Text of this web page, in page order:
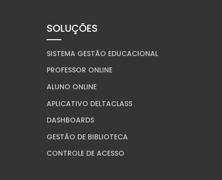
SOLUÇÕES
SISTEMA GESTÃO EDUCACIONAL
PROFESSOR ONLINE
ALUNO ONLINE
APLICATIVO DELTACLASS
DASHBOARDS
GESTÃO DE BIBLIOTECA
CONTROLE DE ACESSO